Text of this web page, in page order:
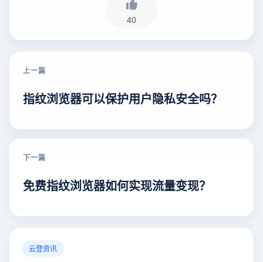
40
上一篇
指纹浏览器可以保护用户隐私安全吗？
下一篇
免费指纹浏览器如何实现流量变现？
云登资讯